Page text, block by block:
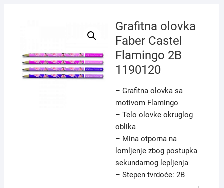
Grafitna olovka
Faber Castel
Flamingo 2B
1190120
– Grafitna olovka sa
motivom Flamingo
– Telo olovke okruglog
oblika
– Mina otporna na
lomljenje zbog postupka
sekundarnog lepljenja
– Stepen tvrdoće: 2B